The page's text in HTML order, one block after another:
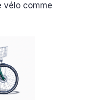
vélo comme